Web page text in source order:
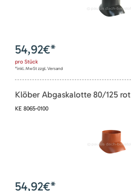
54,92€*
pro Stück
*inkl. MwSt zzgl. Versand
Klöber Abgaskalotte 80/125 rot
KE 8065-0100
54,92€*